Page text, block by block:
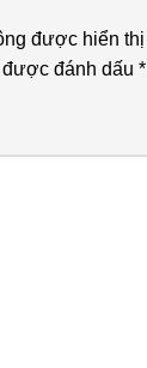
được hiển
được đánh dấu*